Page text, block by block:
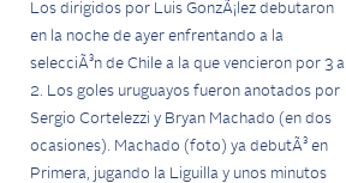
Los dirigidos por Luis GonzÃ¡lez debutaron
en la noche de ayer enfrentando a la
selecciÃ³n de Chile a la que vencieron por 3 a
2. Los goles uruguayos fueron anotados por
Sergio Cortelezzi y Bryan Machado (en dos
ocasiones). Machado (foto) ya debutÃ³ en
Primera, jugando la Liguilla y unos minutos